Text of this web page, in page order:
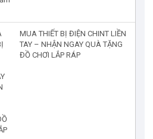
MUA THIẾT BỊ ĐIỆN CHINT LIỀN
TAY – NHẬN NGAY QUÀ TẶNG
ĐỒ CHƠI LẮP RÁP